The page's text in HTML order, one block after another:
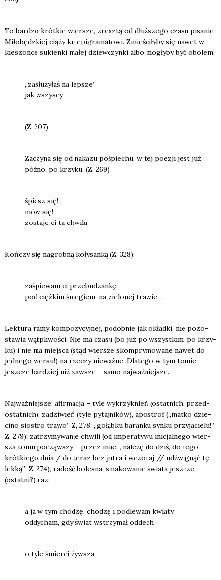
To bar­dzo krót­kie wier­sze, zresz­tą od dłuż­sze­go cza­su pisa­nie
Miło­będz­kiej cią­ży ku epi­gra­ma­to­wi. Zmie­ści­ły­by się nawet w
kie­szon­ce sukien­ki małej dziew­czyn­ki albo mogły­by być obo­lem:
„zasłu­ży­łaś na lep­sze”
jak wszy­scy
(Z, 307)
Zaczy­na się od naka­zu pośpie­chu, w tej poezji jest już
póź­no, po krzy­ku, (Z, 269):
śpiesz się!
mów się!
zosta­je ci ta chwi­la
Koń­czy się nagrob­ną koły­san­ką (Z, 328):
zaśpie­wam ci prze­bu­dzan­kę:
pod cięż­kim śnie­giem, na zie­lo­nej tra­wie…
Lek­tu­ra ramy kom­po­zy­cyj­nej, podob­nie jak okład­ki, nie pozo­
sta­wia wąt­pli­wo­ści. Nie ma cza­su (bo już po wszyst­kim, po krzy­
ku) i nie ma miej­sca (stąd wier­sze skom­pry­mo­wa­ne nawet do
jed­ne­go wer­su!) na rze­czy nie­waż­ne. Dla­te­go w tym tomie,
jesz­cze bar­dziej niż zawsze – samo naj­waż­niej­sze.
Naj­waż­niej­sze: afir­ma­cja – tyle wykrzyk­nień (ostat­nich, przed­
ostat­nich), zadzi­wień (tyle pytaj­ni­ków), apo­strof („mat­ko dzie­
ci­no sio­stro tra­wo” Z, 278; „gołąb­ku baran­ku syn­ku przy­ja­cie­lu!”
Z, 279); zatrzy­my­wa­nie chwi­li (od impe­ra­ty­wu ini­cjal­ne­go wier­
sza tomu począw­szy – przez inne: „nale­żę do dziś, do tego
krót­kie­go dnia / do teraz bez jutra i wczo­raj // udźwi­gnąć tę
lek­ką!” Z, 274), radość bole­sna, sma­ko­wa­nie świa­ta jesz­cze
(ostat­ni?) raz:
a ja w tym cho­dzę, cho­dzę i pod­le­wam kwia­ty
oddy­cham, gdy świat wstrzy­mał oddech
o tyle śmier­ci żyw­sza